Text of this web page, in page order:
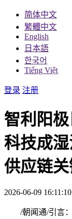
简体中文
繁體中文
English
日本語
한국어
Tiếng Việt
登录 注册
智利阳
科技成
供应链
2026-06-09 16:11:10
/朝闻通/引言：